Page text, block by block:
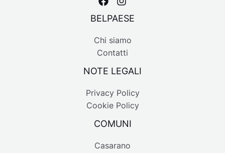
BELPAESE
Chi siamo
Contatti
NOTE LEGALI
Privacy Policy
Cookie Policy
COMUNI
Casarano